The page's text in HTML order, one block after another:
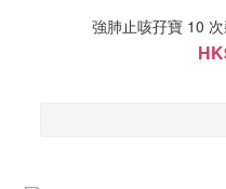
強肺止咳孖寶 10